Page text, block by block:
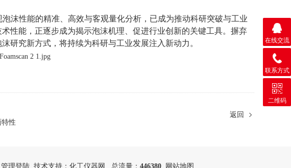
性能的精准、高效与客观量化分析，已成为推动科研突破与工业
性能，正逐步成为揭示泡沫机理、促进行业创新的关键工具。摒弃
究新方式，将持续为科研与工业发展注入新动力。
性
返回
管理登陆 技术支持： 化工仪器网 总流量： 446380 网站地图
在线交流
联系方式
二维码